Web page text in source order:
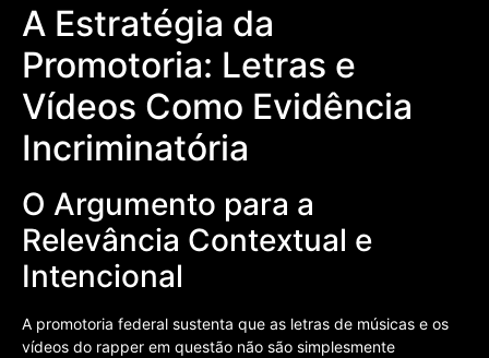
A Estratégia da
Promotoria: Letras e
Vídeos Como Evidência
Incriminatória
O Argumento para a
Relevância Contextual e
Intencional
A promotoria federal sustenta que as letras de músicas e os
vídeos do rapper em questão não são simplesmente